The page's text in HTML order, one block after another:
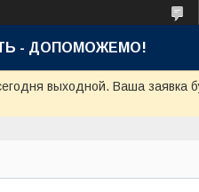
- ДОПОМОЖЕМО!
выходной. Ваша заявка